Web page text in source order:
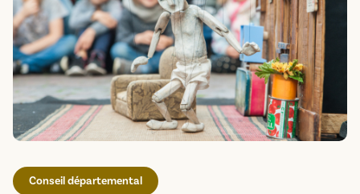
Conseil départemental